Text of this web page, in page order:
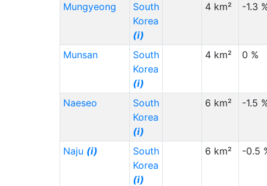
Mungyeong
South
Korea
(i)
4 km² -1.3
Munsan
South
Korea
(i)
4 km² 0 %
Naeseo
South
Korea
(i)
6 km² -1.5
Naju (i)
South
Korea
(i)
6 km² -0.5